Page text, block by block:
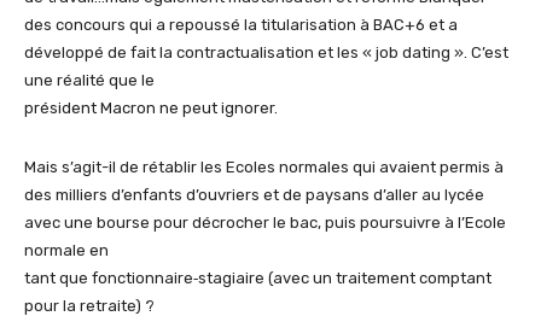
des concours qui a repoussé la titularisation à BAC+6 et a
développé de fait la contractualisation et les « job dating ». C’est
une réalité que le
président Macron ne peut ignorer.
Mais s’agit-il de rétablir les Ecoles normales qui avaient permis à
des milliers d’enfants d’ouvriers et de paysans d’aller au lycée
avec une bourse pour décrocher le bac, puis poursuivre à l’Ecole
normale en
tant que fonctionnaire‐stagiaire (avec un traitement comptant
pour la retraite) ?